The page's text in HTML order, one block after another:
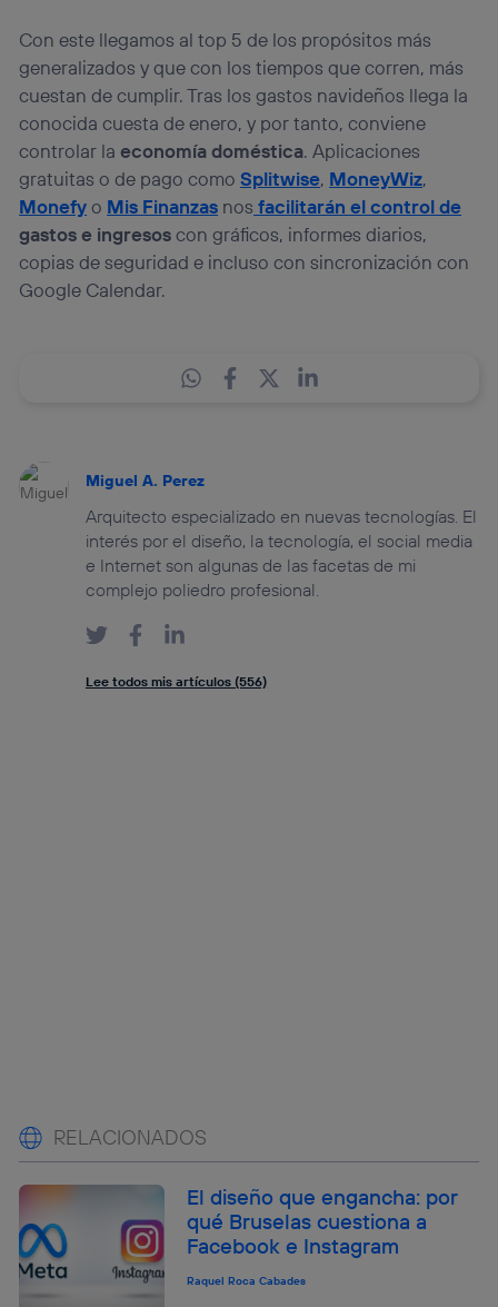
Con este llegamos al top 5 de los propósitos más
generalizados y que con los tiempos que corren, más
cuestan de cumplir. Tras los gastos navideños llega la
conocida cuesta de enero, y por tanto, conviene
controlar laeconomía doméstica. Aplicaciones
gratuitas o de pago comoSplitwise, MoneyWiz,
Monefyo Mis Finanzas nos facilitarán el control de
gastos e ingresoscon gráficos, informes diarios,
copias de seguridad e incluso con sincronización con
Google Calendar.
Miguel A. Perez
Arquitecto especializado en nuevas tecnologías. El
interés por el diseño, la tecnología, el social media
e Internet son algunas de las facetas de mi
complejo poliedro profesional.
Lee todos mis artículos (556)
RELACIONADOS
El diseño que engancha: por
qué Bruselas cuestiona a
Facebook e Instagram
Raquel Roca Cabades